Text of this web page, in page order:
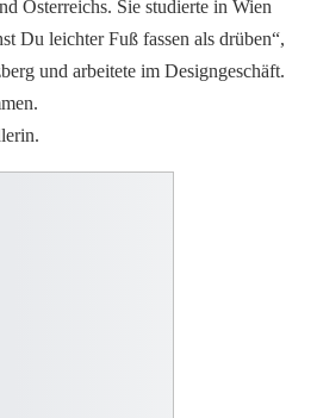
Österreichs. Sie studierte in Wien
Du leichter Fuß fassen als drüben“,
und arbeitete im Designgeschäft.